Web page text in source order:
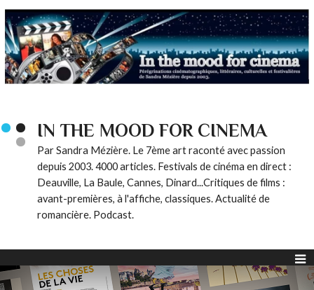
IN THE MOOD FOR CINEMA
Par Sandra Mézière. Le 7ème art raconté avec passion
depuis 2003. 4000 articles. Festivals de cinéma en direct :
Deauville, La Baule, Cannes, Dinard...Critiques de films :
avant-premières, à l'affiche, classiques. Actualité de
romancière. Podcast.